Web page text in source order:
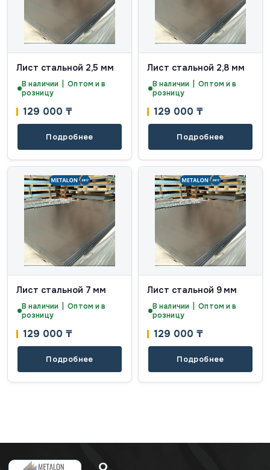
Лист стальной 2,5 мм
В наличии | Оптом и в
розницу
129 000 ₸
Подробнее
Лист стальной 2,8 мм
В наличии | Оптом и в
розницу
129 000 ₸
Подробнее
Лист стальной 7 мм
В наличии | Оптом и в
розницу
129 000 ₸
Подробнее
Лист стальной 9 мм
В наличии | Оптом и в
розницу
129 000 ₸
Подробнее
О